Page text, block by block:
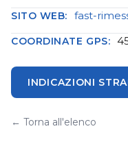
SITO WEB: fast-
COORDINATE GPS:
INDICAZIONI
← Torna all'elenco